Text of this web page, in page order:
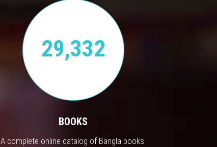
29,332
BOOKS
A complete online catalog of Bangla books.